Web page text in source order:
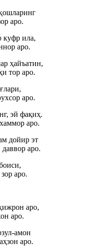
аро.
куфр ила,
аро.
ҳайъатин,
тор аро.
аро.
эй фақиҳ.
аро.
дойир эт
аро.
аро.
аро,
аро.
амон
аро.